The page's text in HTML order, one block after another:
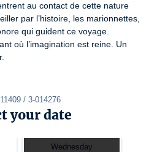
au contact de cette nature
par l’histoire, les marionnettes,
qui guident ce voyage.
où l’imagination est reine. Un
/ 3-014276
your date
Wednesday